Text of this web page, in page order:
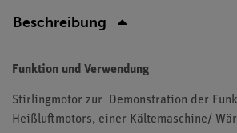
Beschreibung
Funktion und Verwendung
Stirlingmotor zur Demonstration der
Heißluftmotors, einer Kältemaschine/